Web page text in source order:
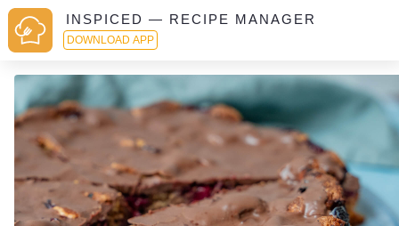
INSPICED — RECIPE MANAGER
DOWNLOAD APP